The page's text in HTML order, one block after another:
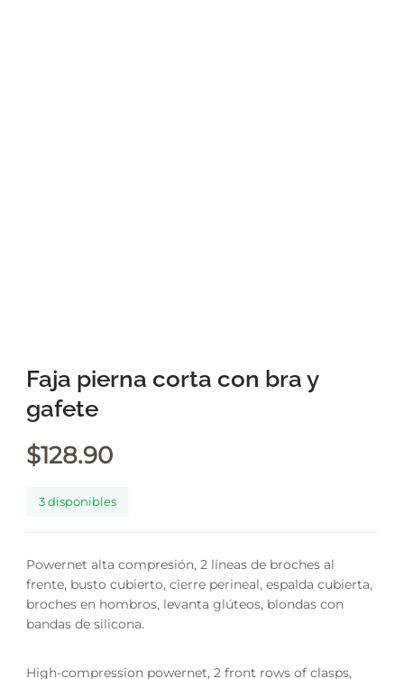
Faja pierna corta con bra y
gafete
$128.90
3 disponibles
Powernet alta compresión, 2 líneas de broches al
frente, busto cubierto, cierre perineal, espalda cubierta,
broches en hombros, levanta glúteos, blondas con
bandas de silicona.
High-compression powernet, 2 front rows of clasps,